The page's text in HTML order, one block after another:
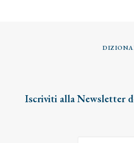
Iscriviti alla Newsletter